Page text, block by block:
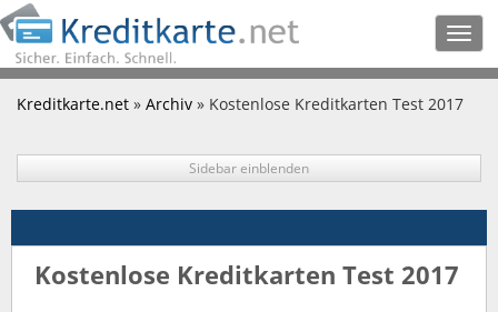
Kreditkarte.net » Archiv » Kostenlose Kreditkarten Test 2017
Sidebar einblenden
Kostenlose Kreditkarten Test 2017